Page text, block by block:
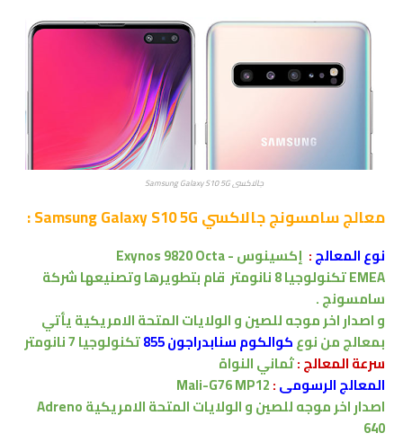
جالاكسي Samsung Galaxy S10 5G
معالجسامسونج جالاكسي Samsung Galaxy S10 5G :
نوع المعالج: إكسينوسExynos 9820 Octa -
EMEAتكنولوجيا 8 نانومتر
قام بتطويرها وتصنيعها شركة
سامسونج .
واصدار اخر موجه للصين و الولايات المتحة الامريكية يأتي
بمعالج من نوعكوالكومسنابدراجون 855
تكنولوجيا 7 نانومتر
سرعة المعالج :ثماني النواة
المعالج الرسومى:
Mali-G76 MP12
اصدار اخر موجه للصين و الولايات المتحة الامريكيةAdreno
640